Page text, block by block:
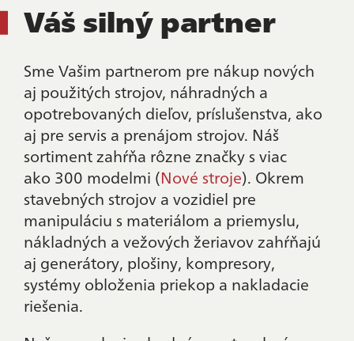
Váš silný partner
Sme Vašim partnerom pre nákup nových
aj použitých strojov, náhradných a
opotrebovaných dieľov, príslušenstva, ako
aj pre servis a prenájom strojov. Náš
sortiment zahŕňa rôzne značky s viac
ako 300 modelmi (Nové stroje). Okrem
stavebných strojov a vozidiel pre
manipuláciu s materiálom a priemyslu,
nákladných a vežových žeriavov zahŕňajú
aj generátory, plošiny, kompresory,
systémy obloženia priekop a nakladacie
riešenia.